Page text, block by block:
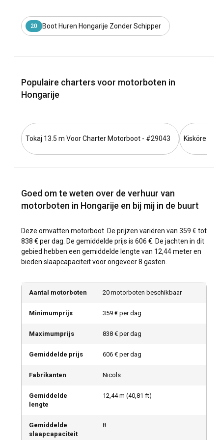
20 Boot Huren Hongarije Zonder Schipper
Populaire charters voor motorboten in
Hongarije
Tokaj 13.5 m Voor Charter Motorboot - #29043 Kisköre
Goed om te weten over de verhuur van
motorboten in Hongarije en bij mij in de buurt
Deze omvatten motorboot. De prijzen variëren van 359 € tot
838 € per dag. De gemiddelde prijs is 606 €. De jachten in dit
gebied hebben een gemiddelde lengte van 12,44 meter en
bieden slaapcapaciteit voor ongeveer 8 gasten.
Aantal motorboten 20 motorboten beschikbaar
Minimumprijs 359 € per dag
Maximumprijs 838 € per dag
Gemiddelde prijs 606 € per dag
Fabrikanten Nicols
Gemiddelde
lengte
12,44m (40,81 ft)
Gemiddelde
slaapcapaciteit
8